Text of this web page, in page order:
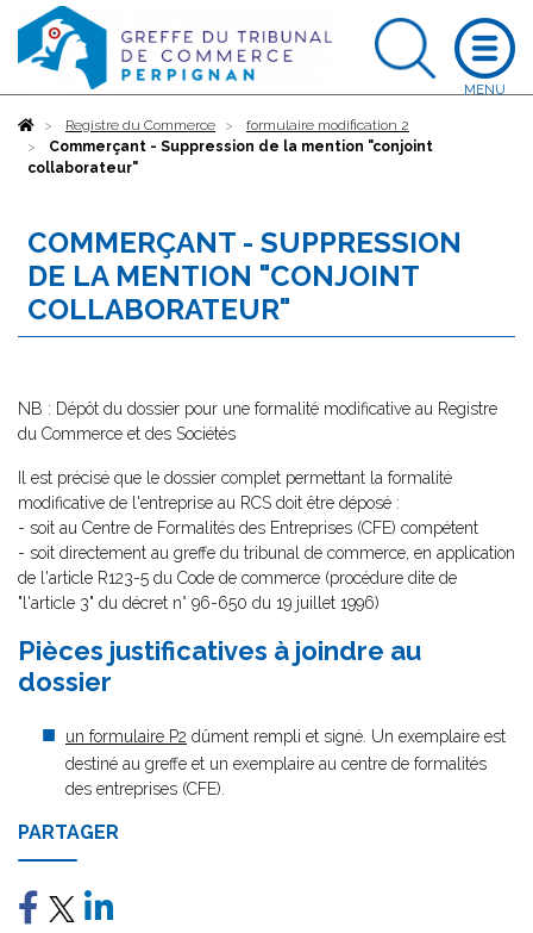
AccueilRegistre du Commerce
formulaire modification 2
Commerçant - Suppression de la mention "conjoint
collaborateur"
COMMERÇANT - SUPPRESSION
DE LA MENTION "CONJOINT
COLLABORATEUR"
NB : Dépôt du dossier pour une formalité modificative au Registre
du Commerce et des Sociétés
Il est précisé que le dossier complet permettant la formalité
modificative de l'entreprise au RCS doit être déposé :
- soit au Centre de Formalités des Entreprises (CFE) compétent
- soit directement au greffe du tribunal de commerce, en application
de l'article R123-5 du Code de commerce (procédure dite de
"l'article 3" du décret n° 96-650 du 19 juillet 1996)
Pièces justificatives à joindre au
dossier
un formulaire P2 dûment rempli et signé. Un exemplaire est
destiné au greffe et un exemplaire au centre de formalités
des entreprises (CFE).
PARTAGER